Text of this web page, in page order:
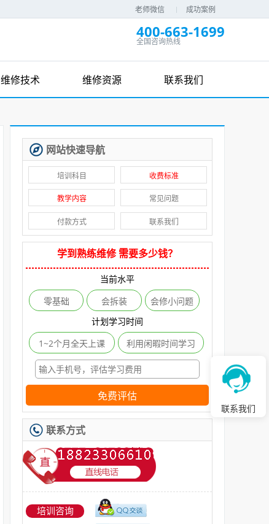
老师微信 成功案例
400-663-1699
全国咨询热线
维修技术 维修资源 联系我们
网站快速导航
培训科目 收费标准
教学内容 常见问题
付款方式 联系我们
学到熟练维修 需要多少钱？
当前水平
零基础
会拆装
会修小问题
计划学习时间
1~2个月全天上课
利用闲暇时间学习
免费评估
联系方式
培训咨询
联系我们